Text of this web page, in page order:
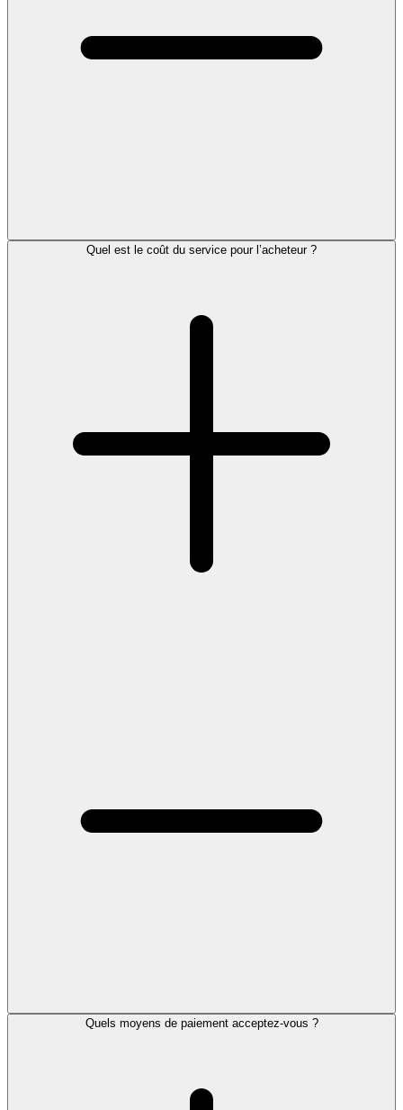
Quel est le coût du service pour l’acheteur ?
Quels moyens de paiement acceptez-vous ?